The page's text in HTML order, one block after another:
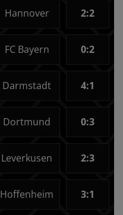
Hannover 2:2
FC Bayern 0:2
Darmstadt 4:1
Dortmund 0:3
Leverkusen 2:3
Hoffenheim 3:1